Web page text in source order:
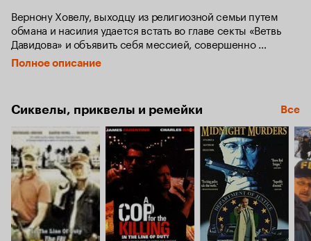
Вернону Ховелу, выходцу из религиозной семьи путем
обмана и насилия удается встать во главе секты «Ветвь
Давидова» и объявить себя мессией, совершенно
поработить своих «последователей битвы с дьяволом».
заселить этот мир нами «сынами бога» - собственными,
выказывая особое пристрастие к 12-летним девочкам.
ФБР и полиция готовят операцию по уничтожению секты...
Полное описание
Сиквелы, приквелы и ремейки Все